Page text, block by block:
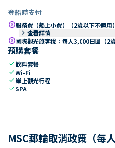
登船時支付
paid服務費（船上小費）（2歲以下不適用）
keyboard_arrow_right 查看詳情
paid國際觀光旅客稅：每人3,000日圓（2
預購套餐
check飲料套餐
checkWi-Fi
check 岸上觀光行程
checkSPA
MSC郵輪取消政策（每人